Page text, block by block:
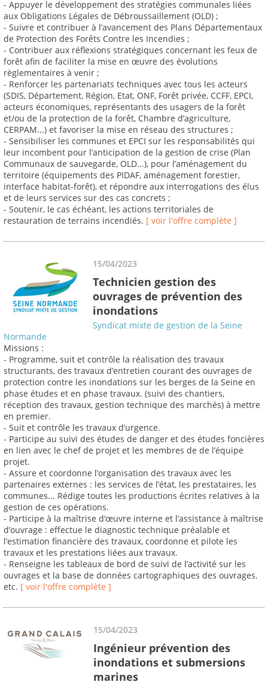
- Appuyer le développement des stratégies communales liées
aux Obligations Légales de Débroussaillement (OLD) ;
- Suivre et contribuer à l’avancement des Plans Départementaux
de Protection des Forêts Contre les Incendies ;
- Contribuer aux réflexions stratégiques concernant les feux de
forêt afin de faciliter la mise en œuvre des évolutions
règlementaires à venir ;
- Renforcer les partenariats techniques avec tous les acteurs
(SDIS, Département, Région, Etat, ONF, Forêt privée, CCFF, EPCI,
acteurs économiques, représentants des usagers de la forêt
et/ou de la protection de la forêt, Chambre d’agriculture,
CERPAM...) et favoriser la mise en réseau des structures ;
- Sensibiliser les communes et EPCI sur les responsabilités qui
leur incombent pour l’anticipation de la gestion de crise (Plan
Communaux de sauvegarde, OLD...), pour l’aménagement du
territoire (équipements des PIDAF, aménagement forestier,
interface habitat-forêt), et répondre aux interrogations des élus
et de leurs services sur des cas concrets ;
- Soutenir, le cas échéant, les actions territoriales de
restauration de terrains incendiés. [ voir l'offre complète ]
15/04/2023
Technicien gestion des
ouvrages de prévention des
inondations
Syndicat mixte de gestion de la Seine
Normande
Missions :
- Programme, suit et contrôle la réalisation des travaux
structurants, des travaux d’entretien courant des ouvrages de
protection contre les inondations sur les berges de la Seine en
phase études et en phase travaux. (suivi des chantiers,
réception des travaux, gestion technique des marchés) à mettre
en premier.
- Suit et contrôle les travaux d’urgence.
- Participe au suivi des études de danger et des études foncières
en lien avec le chef de projet et les membres de de l’équipe
projet.
- Assure et coordonne l’organisation des travaux avec les
partenaires externes : les services de l’état, les prestataires, les
communes... Rédige toutes les productions écrites relatives à la
gestion de ces opérations.
- Participe à la maîtrise d’œuvre interne et l’assistance à maîtrise
d’ouvrage : effectue le diagnostic technique préalable et
l’estimation financière des travaux, coordonne et pilote les
travaux et les prestations liées aux travaux.
- Renseigne les tableaux de bord de suivi de l’activité sur les
ouvrages et la base de données cartographiques des ouvrages.
etc. [ voir l'offre complète ]
15/04/2023
Ingénieur prévention des
inondations et submersions
marines